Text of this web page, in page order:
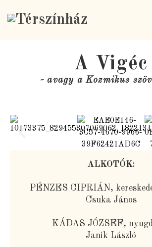
A Vigéc
- avagy a Kozmikus
ALKOTÓK:
PÉNZES CIPRIÁN,
Csuka János
KÁDAS JÓZSEF,
Janik László